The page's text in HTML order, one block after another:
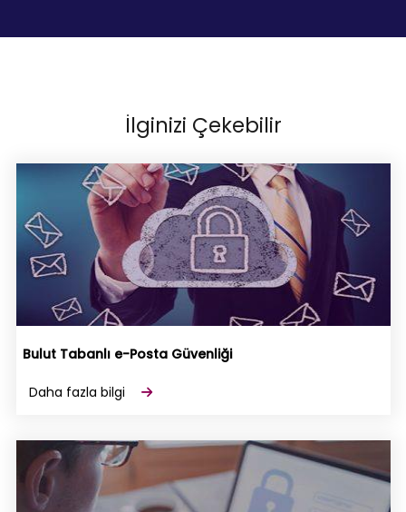
İlginizi Çekebilir
Bulut Tabanlı e-Posta Güvenliği
Daha fazla bilgi